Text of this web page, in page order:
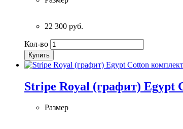
22 300 руб.
Кол-во
Купить
Stripe Royal (графит) Egypt
Размер